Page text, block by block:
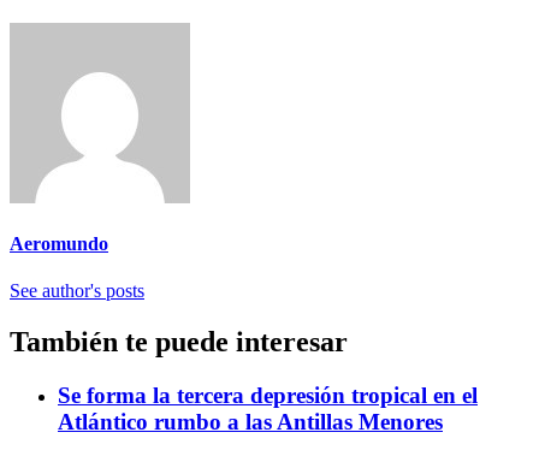
Aeromundo
See author's posts
También te puede interesar
Se forma la tercera depresión tropical en el
Atlántico rumbo a las Antillas Menores